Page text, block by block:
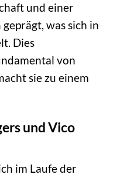
und einer
was sich in
Dies
von
sie zu einem
und Vico
im Laufe der